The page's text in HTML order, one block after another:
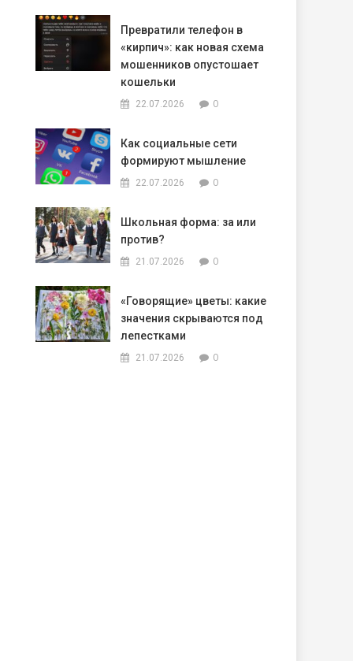
Превратили телефон в
«кирпич»: как новая схема
мошенников опустошает
кошельки
22.07.2026 0
Как социальные сети
формируют мышление
22.07.2026 0
Школьная форма: за или
против?
21.07.2026 0
«Говорящие» цветы: какие
значения скрываются под
лепестками
21.07.2026 0